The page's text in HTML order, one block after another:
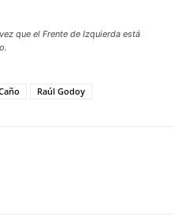
que el Frente de Izquierda está
Raúl Godoy